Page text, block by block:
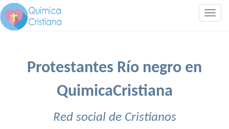
Protestantes Río negro en
QuimicaCristiana
Red social de Cristianos